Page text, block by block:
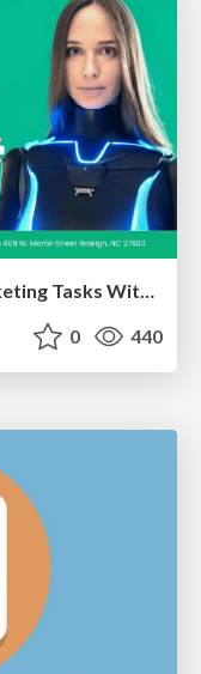
Kristin Tynski - Automating Marketing Tasks With AI
0 440